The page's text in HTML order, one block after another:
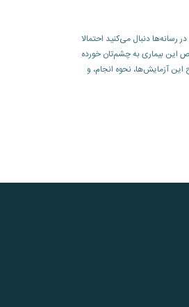
مربوط به بیماری کووید-۱۹ را در رسانه‌ها دنبال می‌کنید احتمالا
این بیماری به چشم‌تان خورده
آزمایش‌ها، نحوه انجام، و